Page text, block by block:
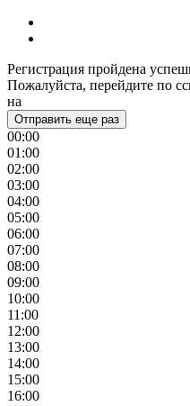
Регистрация пройдена
Пожалуйста, перейдите по
на
Отправить еще раз
00:00
01:00
02:00
03:00
04:00
05:00
06:00
07:00
08:00
09:00
10:00
11:00
12:00
13:00
14:00
15:00
16:00